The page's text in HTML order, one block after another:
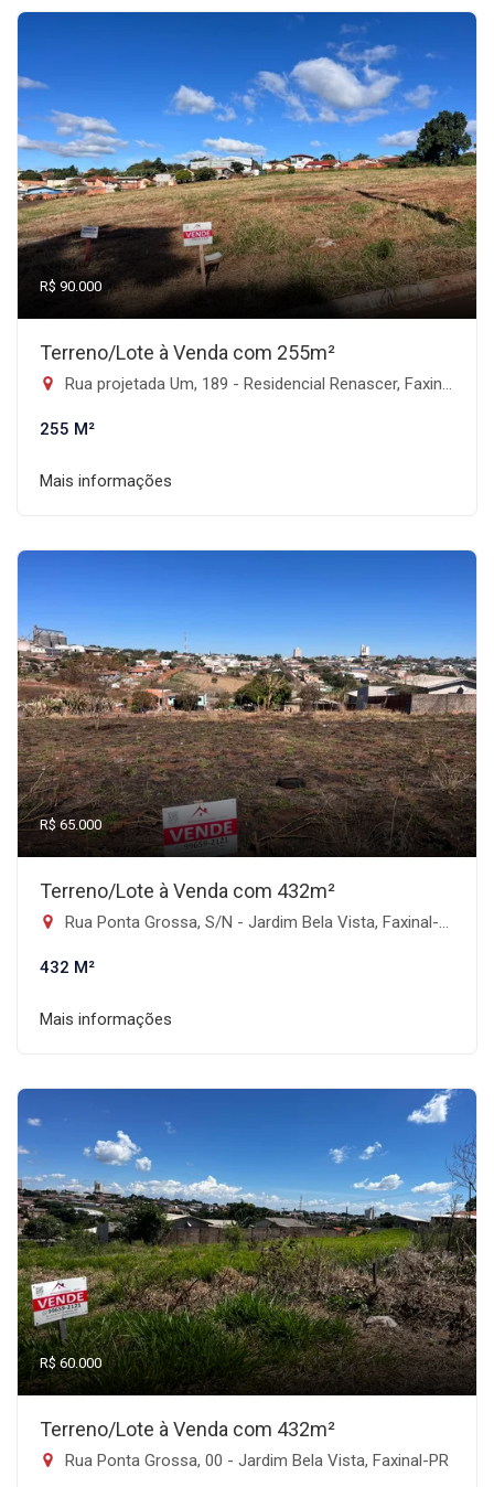
R$ 90.000
Terreno/Lote à Venda com 255m²
Rua projetada Um, 189 - Residencial Renascer, Faxinal-PR
255 M²
Mais informações
R$ 65.000
Terreno/Lote à Venda com 432m²
Rua Ponta Grossa, S/N - Jardim Bela Vista, Faxinal-PR
432 M²
Mais informações
R$ 60.000
Terreno/Lote à Venda com 432m²
Rua Ponta Grossa, 00 - Jardim Bela Vista, Faxinal-PR